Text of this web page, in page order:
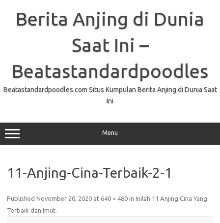
contentBerita Anjing di Dunia
Saat Ini –
Beatastandardpoodles
Beatastandardpoodles.com Situs Kumpulan Berita Anjing di Dunia Saat
Ini
Menu
11-Anjing-Cina-Terbaik-2-1
Published November 20, 2020 at 640 × 480 in Inilah 11 Anjing Cina Yang
Terbaik dan Imut.